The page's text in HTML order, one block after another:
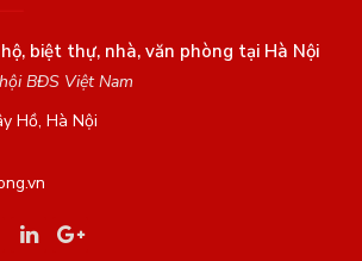
biệt thự, nhà, văn phòng tại Hà Nội
BĐS Việt Nam
Hồ, Hà Nội